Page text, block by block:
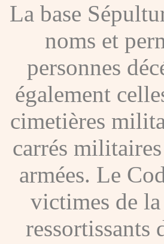
La base
noms et
personnes
également
cimetières
carrés
armées. Le
victimes de
ressortissants